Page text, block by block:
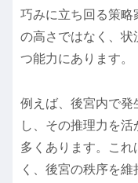
巧みに立ち回る策略
の高さではなく、状
つ能力にあります。
例えば、後宮内で発
し、その推理力を
多くあります。こ
く、後宮の秩序を